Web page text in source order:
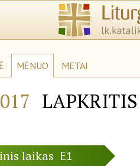
MĖNUO METAI
LAPKRITIS
laikas E1